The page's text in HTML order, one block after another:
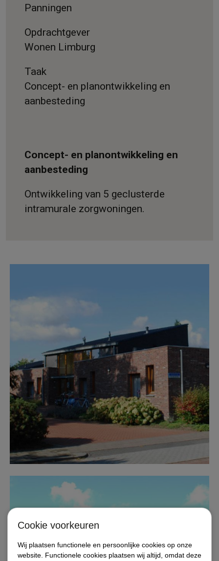
Panningen
Opdrachtgever
Wonen Limburg
Taak
Concept- en planontwikkeling en
aanbesteding
Concept- en planontwikkeling en
aanbesteding
Ontwikkeling van 5 geclusterde
intramurale zorgwoningen.
Cookie voorkeuren
Wij plaatsen functionele en persoonlijke cookies op onze
website. Functionele cookies plaatsen wij altijd, omdat deze
Diensten